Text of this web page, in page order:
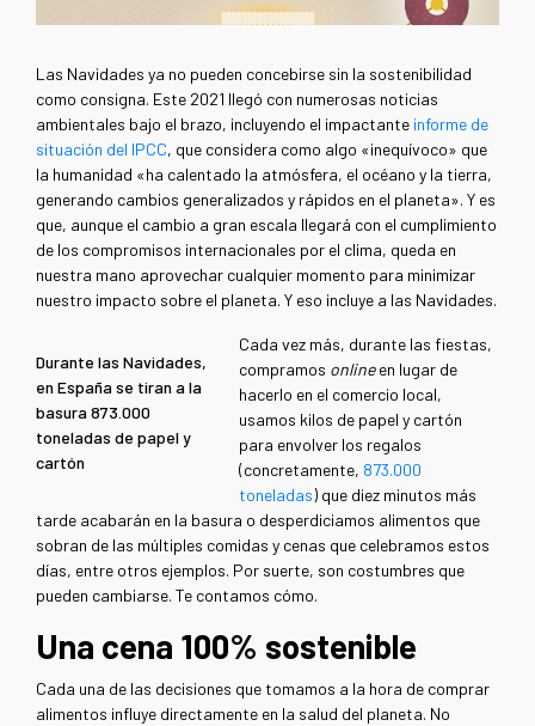
Las Navidades ya no pueden concebirse sin la sostenibilidad
como consigna. Este 2021 llegó con numerosas noticias
ambientales bajo el brazo, incluyendo el impactante informe de
situación del IPCC, que considera como algo «inequívoco» que
la humanidad «ha calentado la atmósfera, el océano y la tierra,
generando cambios generalizados y rápidos en el planeta». Y es
que, aunque el cambio a gran escala llegará con el cumplimiento
de los compromisos internacionales por el clima, queda en
nuestra mano aprovechar cualquier momento para minimizar
nuestro impacto sobre el planeta. Y eso incluye a las Navidades.
Durante las Navidades,
en España se tiran a la
basura 873.000
toneladas de papel y
cartón
Cada vez más, durante las fiestas,
compramos onlineen lugar de
hacerlo en el comercio local,
usamos kilos de papel y cartón
para envolver los regalos
(concretamente, 873.000
toneladas) que diez minutos más
tarde acabarán en la basura o desperdiciamos alimentos que
sobran de las múltiples comidas y cenas que celebramos estos
días, entre otros ejemplos. Por suerte, son costumbres que
pueden cambiarse. Te contamos cómo.
Una cena 100% sostenible
Cada una de las decisiones que tomamos a la hora de comprar
alimentos influye directamente en la salud del planeta. No